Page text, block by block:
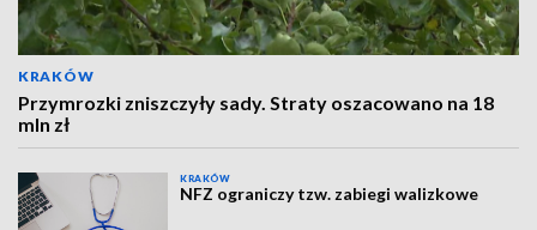
KRAKÓW
Przymrozki zniszczyły sady. Straty oszacowano na 18
mln zł
KRAKÓW
NFZ ograniczy tzw. zabiegi walizkowe